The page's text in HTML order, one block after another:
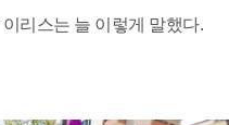
리스는 늘 이렇게 말했다.